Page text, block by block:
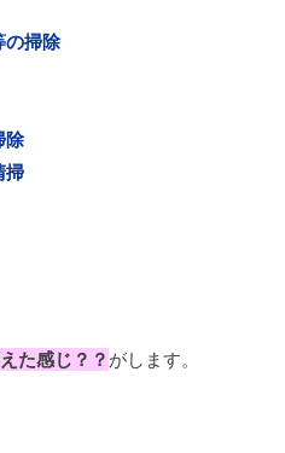
の掃除
除
掃
た感じ？？ がします。